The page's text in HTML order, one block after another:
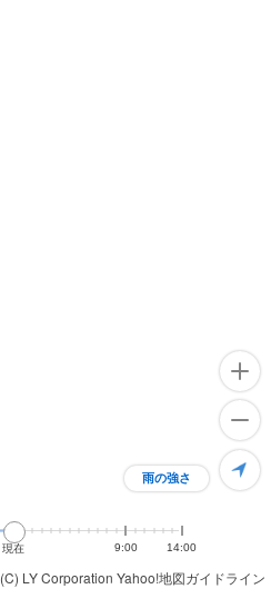
(C) LY Corporation Yahoo!地図ガイドライン
雨の強さ
現在 9:00 14:00